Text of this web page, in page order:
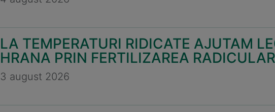
LA TEMPERATURI RIDICATE AJUTAM
HRANA PRIN FERTILIZAREA
3 august 2026